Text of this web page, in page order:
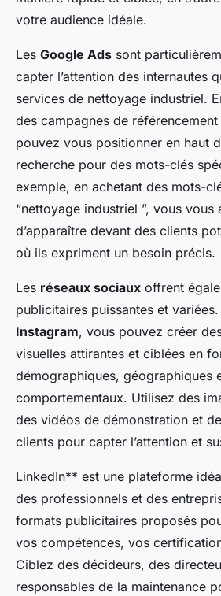
votre audience idéale.
Les Google Ads sont
capter l’attention des internautes
services de nettoyage industriel.
des campagnes de
pouvez vous positionner en haut
recherche pour des mots-clés
exemple, en achetant des mots-
“nettoyage industriel ”, vous vous
d’apparaître devant des clients
où ils expriment un besoin précis.
Les réseaux sociaux offrent
publicitaires puissantes et variées.
Instagram, vous pouvez créer
visuelles attirantes et ciblées en
démographiques, géographiques
comportementaux. Utilisez des
des vidéos de démonstration et
clients pour capter l’attention et
LinkedIn** est une plateforme
des professionnels et des
formats publicitaires proposés
vos compétences, vos
Ciblez des décideurs, des
responsables de la maintenance